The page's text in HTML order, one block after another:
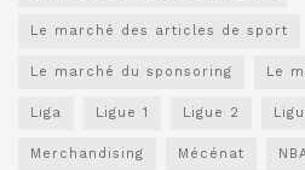
Le marché des articles de sport
Le marché du sponsoring Le
Liga Ligue 1 Ligue 2
Merchandising Mécénat